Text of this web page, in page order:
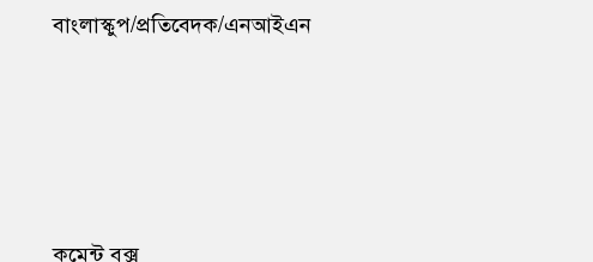
বাংলাস্কুপ/প্রতিবেদক/এনআইএন
কমেন্ট বক্স